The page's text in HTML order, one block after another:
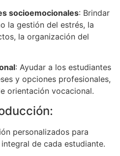
socioemocionales: Brindar
la gestión del estrés, la
la organización del
: Ayudar a los estudiantes
y opciones profesionales,
orientación vocacional.
personalizados para
de cada estudiante.